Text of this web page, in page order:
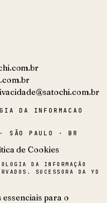
DA INFORMACAO
SÃO PAULO · BR
de Cookies
DA INFORMAÇÃO
SUCESSORA DA YD
para o